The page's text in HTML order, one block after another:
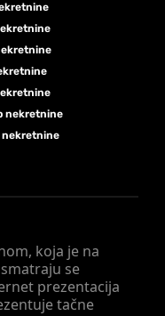
koja je na
se
prezentacija
tačne
nekretnine
nekretnine